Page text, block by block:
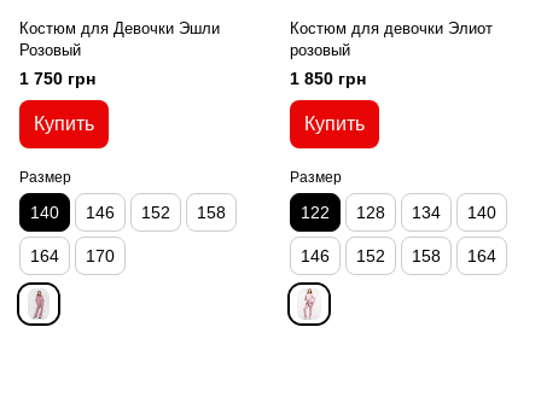
Костюм для Девочки Эшли
Розовый
1 750 грн
Купить
Размер
140 146 152 158
164 170
Костюм для девочки Элиот
розовый
1 850 грн
Купить
Размер
122 128 134 140
146 152 158 164